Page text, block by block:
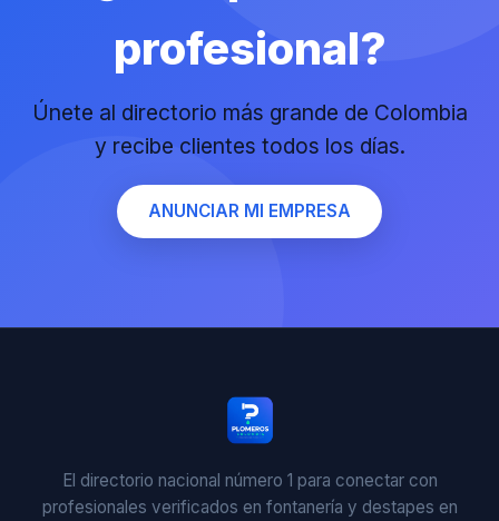
profesional?
Únete al directorio más grande de Colombia
y recibe clientes todos los días.
ANUNCIAR MI EMPRESA
El directorio nacional número 1 para conectar con
profesionales verificados en fontanería y destapes en